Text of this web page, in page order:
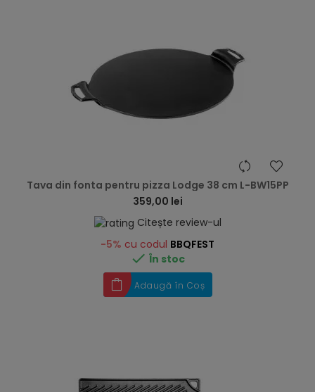
Tava din fonta pentru pizza Lodge 38 cm L-BW15PP
359,00 lei
Citește review-ul
-5% cu codul BBQFEST
 În stoc
Adaugă în Coș